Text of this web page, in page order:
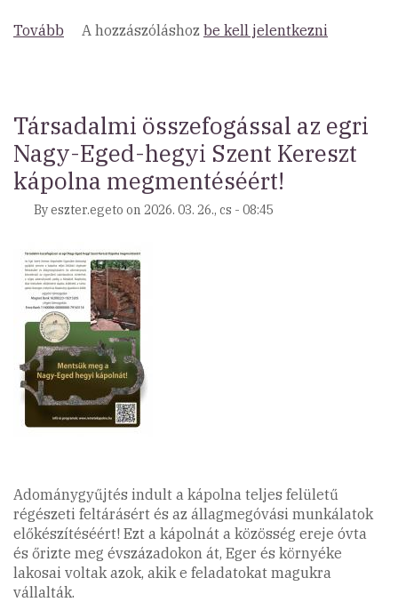
Tovább (Central
A hozzászóláshoz be kell jelentkezni
Társadalmi összefogással az egri
Nagy-Eged-hegyi Szent Kereszt
kápolna megmentéséért!
Byeszter.egeto on 2026. 03. 26., cs - 08:45
Adománygyűjtés indult a kápolna teljes felületű
régészeti feltárásért és az állagmegóvási munkálatok
előkészítéséért! Ezt a kápolnát a közösség ereje óvta
és őrizte meg évszázadokon át, Eger és környéke
lakosai voltak azok, akik e feladatokat magukra
vállalták.